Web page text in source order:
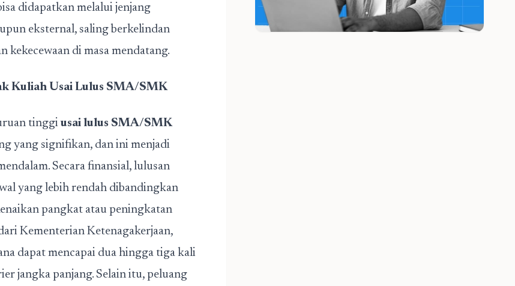
didapatkan melalui jenjang
eksternal, saling berkelindan
di masa mendatang.
Kuliah Usai Lulus SMA/SMK
tinggiusai lulus SMA/SMK
yang signifikan, dan ini menjadi
Secara finansial, lulusan
yang lebih rendah dibandingkan
pangkat atau peningkatan
Kementerian Ketenagakerjaan,
dapat mencapai dua hingga tiga kali
jangka panjang. Selain itu, peluang